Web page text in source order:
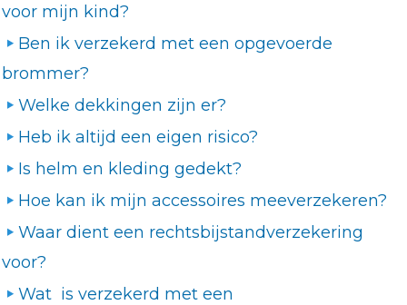
voor mijn kind?
Ben ik verzekerd met een opgevoerde
brommer?
Welke dekkingen zijn er?
Heb ik altijd een eigen risico?
Is helm en kleding gedekt?
Hoe kan ik mijn accessoires meeverzekeren?
Waar dient een rechtsbijstandverzekering
voor?
Wat is verzekerd met een